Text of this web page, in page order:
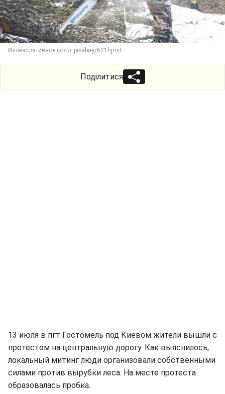
Иллюстративное фото: pixabay/621hjmit
Поділитися
13 июля в пгт Гостомель под Киевом жители вышли с
протестом на центральную дорогу. Как выяснилось,
локальный митинг люди организовали собственными
силами против вырубки леса. На месте протеста
образовалась пробка.